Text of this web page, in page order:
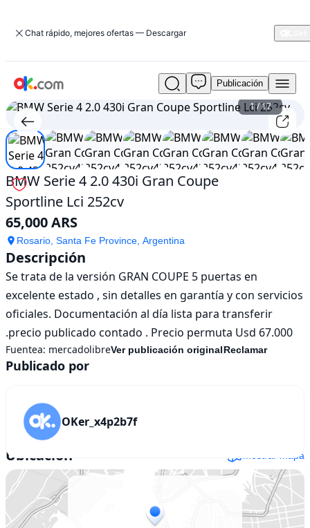
Chat rápido, mejores ofertas — Descargar
Usado
BMW
Serie
4
2.0
430i
Gran
Coupe
Sportline
Lci
252cv
En
venta
65,000
ARS
Publicación
1/17
BMW Serie 4 2.0 430i Gran Coupe
Sportline Lci 252cv
65,000 ARS
Rosario, Santa Fe Province, Argentina
Descripción
Se trata de la versión GRAN COUPE 5 puertas en
excelente estado , sin detalles en garantía y con servicios
oficiales. Documentación al día lista para transferir
.precio publicado contado . Precio permuta Usd 67.000
Fuentea: mercadolibreVer publicación originalReclamar
Publicado por
OKer_x4p2b7f
Ubicación Mostrar mapa